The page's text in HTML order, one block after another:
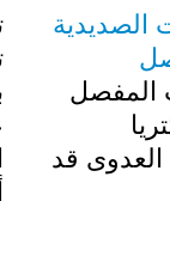
الصديدية
المفصل
قد